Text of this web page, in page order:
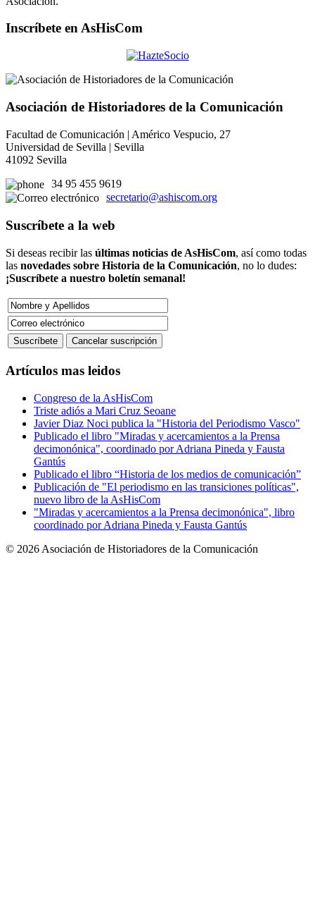
Inscríbete en AsHisCom
Asociación de Historiadores de la Comunicación
Facultad de Comunicación | Américo Vespucio, 27
Universidad de Sevilla | Sevilla
41092 Sevilla
34 95 455 9619
secretario@ashiscom.org
Suscríbete a la web
Si deseas recibir las últimas noticias de AsHisCom, así como todas
las novedades sobre Historia de la Comunicación, no lo dudes:
¡Suscríbete a nuestro boletín semanal!
Artículos mas leidos
Congreso de la AsHisCom
Triste adiós a Mari Cruz Seoane
Javier Diaz Noci publica la "Historia del Periodismo Vasco"
Publicado el libro "Miradas y acercamientos a la Prensa
decimonónica", coordinado por Adriana Pineda y Fausta
Gantús
Publicado el libro “Historia de los medios de comunicación”
Publicación de "El periodismo en las transiciones políticas",
nuevo libro de la AsHisCom
"Miradas y acercamientos a la Prensa decimonónica", libro
coordinado por Adriana Pineda y Fausta Gantús
© 2026 Asociación de Historiadores de la Comunicación